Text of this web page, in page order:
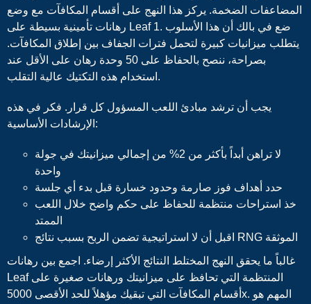
المضاعفات الضخمة. يركز هذا النهج على أقسام المكافآت مع وضع
رهانات تأمينية بسيطة على Leaf 1. ضع في بالك أن هذا الأسلوب
يتطلب ميزانيات كبيرة لتحمل فترات الجفاف بين إطلاق المكافآت.
بصراحة، ننصح بالحفاظ على 50 وحدة رهان على الأقل عند
استخدام هذه التكتيك عالية التقلب.
يجب أن ترشد مبادئ اللعب المسؤول كل قرار. فكر في هذه
الإرشادات الأساسية:
لا تراهن أبداً بأكثر من 2% من إجمالي ميزانيتك في جولة
واحدة
حدد أهداف فوز صارمة وحدود خسارة قبل بدء أي جلسة
خذ استراحات منتظمة للحفاظ على حكم واضح خلال اللعب
الممتد
اقبل أن لا استراتيجية تضمن الربح بسبب نتائج RNG الموثقة
غالباً ما يحقق النهج المختلط النتائج الأكثر إرضاء. اجمع بين رهانات
Leaf المنتظمة التي تحافظ على ميزانيتك ورهانات صغيرة على
أقسام المكافآت التي تبقيك مؤهلاً للحد الأقصى 5000x. المهم هو